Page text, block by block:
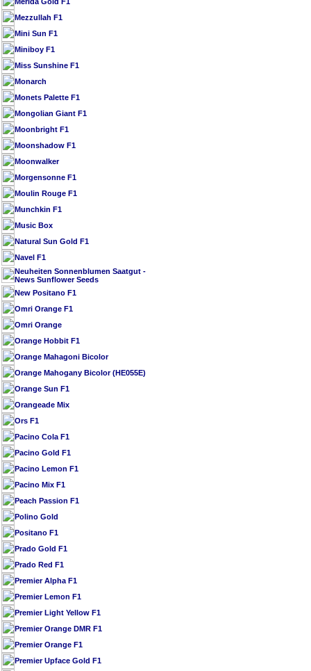
Mezzullah F1
Mini Sun F1
Miniboy F1
Miss Sunshine F1
Monarch
Monets Palette F1
Mongolian Giant F1
Moonbright F1
Moonshadow F1
Moonwalker
Morgensonne F1
Moulin Rouge F1
Munchkin F1
Music Box
Natural Sun Gold F1
Navel F1
Neuheiten Sonnenblumen Saatgut -
News Sunflower Seeds
New Positano F1
Omri Orange F1
Omri Orange
Orange Hobbit F1
Orange Mahagoni Bicolor
Orange Mahogany Bicolor (HE055E)
Orange Sun F1
Orangeade Mix
Ors F1
Pacino Cola F1
Pacino Gold F1
Pacino Lemon F1
Pacino Mix F1
Peach Passion F1
Polino Gold
Positano F1
Prado Gold F1
Prado Red F1
Premier Alpha F1
Premier Lemon F1
Premier Light Yellow F1
Premier Orange DMR F1
Premier Orange F1
Premier Upface Gold F1